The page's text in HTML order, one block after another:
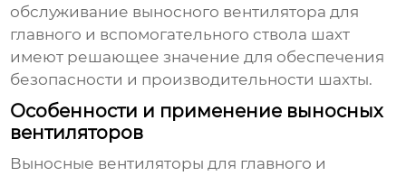
обслуживание выносного вентилятора для
главного и вспомогательного ствола шахт
имеют решающее значение для обеспечения
безопасности и производительности шахты.
Особенности и применение выносных
вентиляторов
Выносные вентиляторы для главного и